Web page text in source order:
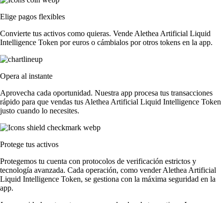
Elige pagos flexibles
Convierte tus activos como quieras. Vende Alethea Artificial Liquid
Intelligence Token por euros o cámbialos por otros tokens en la app.
Opera al instante
Aprovecha cada oportunidad. Nuestra app procesa tus transacciones
rápido para que vendas tus Alethea Artificial Liquid Intelligence Token
justo cuando lo necesites.
Protege tus activos
Protegemos tu cuenta con protocolos de verificación estrictos y
tecnología avanzada. Cada operación, como vender Alethea Artificial
Liquid Intelligence Token, se gestiona con la máxima seguridad en la
app.